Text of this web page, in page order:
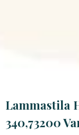
Lammastila
340,73200